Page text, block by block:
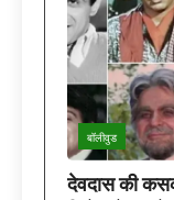
बॉलीवुड
देवदास की